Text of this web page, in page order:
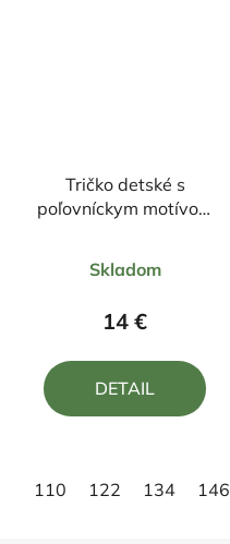
Tričko detské s
poľovníckym motívom
hodnotenie
produktu
5,0
z
Skladom
14 €
DETAIL
110 122 134 146